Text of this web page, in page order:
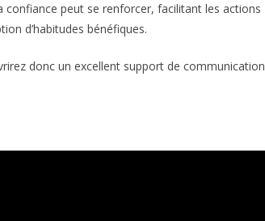
confiance peut se renforcer, facilitant les actions
d’habitudes bénéfiques.
donc un excellent support de communication